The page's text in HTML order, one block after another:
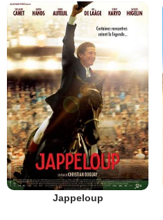
Jappeloup